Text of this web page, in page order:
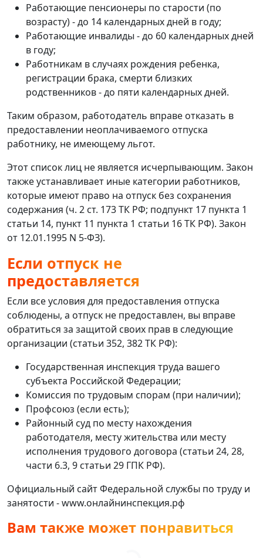
Работающие пенсионеры по старости (по
возрасту) - до 14 календарных дней в году;
Работающие инвалиды - до 60 календарных дней
в году;
Работникам в случаях рождения ребенка,
регистрации брака, смерти близких
родственников - до пяти календарных дней.
Таким образом, работодатель вправе отказать в
предоставлении неоплачиваемого отпуска
работнику, не имеющему льгот.
Этот список лиц не является исчерпывающим. Закон
также устанавливает иные категории работников,
которые имеют право на отпуск без сохранения
содержания (ч. 2 ст. 173 ТК РФ; подпункт 17 пункта 1
статьи 14, пункт 11 пункта 1 статьи 16 ТК РФ). Закон
от 12.01.1995 N 5-ФЗ).
Если отпуск не
предоставляется
Если все условия для предоставления отпуска
соблюдены, а отпуск не предоставлен, вы вправе
обратиться за защитой своих прав в следующие
организации (статьи 352, 382 ТК РФ):
Государственная инспекция труда вашего
субъекта Российской Федерации;
Комиссия по трудовым спорам (при наличии);
Профсоюз (если есть);
Районный суд по месту нахождения
работодателя, месту жительства или месту
исполнения трудового договора (статьи 24, 28,
части 6.3, 9 статьи 29 ГПК РФ).
Официальный сайт Федеральной службы по труду и
занятости - www.онлайнинспекция.рф
Вам также может понравиться